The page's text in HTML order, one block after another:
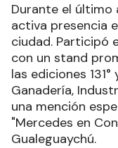
Durante el último
activa presencia
ciudad. Participó
con un stand
las ediciones
Ganadería,
una mención
"Mercedes en
Gualeguaychú.